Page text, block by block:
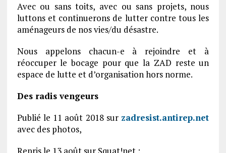
Avec ou sans toits, avec ou sans projets, nous
luttons et continuerons de lutter contre tous les
aménageurs de nos vies/du désastre.
Nous appelons chacun-e à rejoindre et à
réoccuper le bocage pour que la ZAD reste un
espace de lutte et d’organisation hors norme.
Des radis vengeurs
Publié le 11 août 2018 sur zadresist.antirep.net
avec des photos,